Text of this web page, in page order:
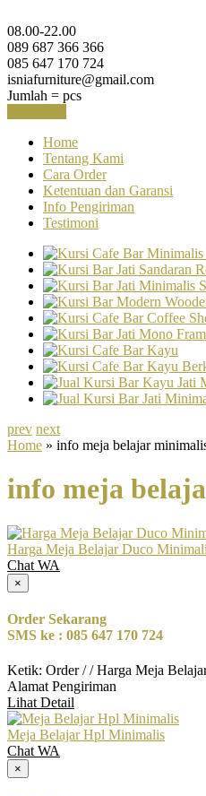
08.00-22.00
089 687 366 366
085 647 170 724
isniafurniture@gmail.com
Jumlah = pcs
Home
Tentang Kami
Cara Order
Ketentuan dan Garansi
Info Pengiriman
Testimoni
prev next
Home » info meja belajar
info meja
Harga Meja Belajar Duco
Chat WA
×
Order Sekarang
SMS ke : 085 647 170 724
Ketik: Order / / Harga Meja
Alamat Pengiriman
Lihat Detail
Meja Belajar Hpl Minimalis
Chat WA
×